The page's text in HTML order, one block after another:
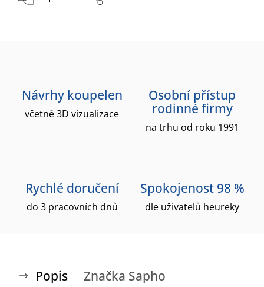
Návrhy koupelen
včetně 3D vizualizace
Osobní přístup
rodinné firmy
na trhu od roku 1991
Rychlé doručení
do 3 pracovních dnů
Spokojenost 98 %
dle uživatelů heureky
Popis Značka Sapho